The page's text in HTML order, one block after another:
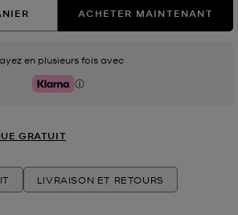
ACHETER MAINTENANT
en plusieurs fois avec
Klarna
GRATUIT
LIVRAISON ET RETOURS